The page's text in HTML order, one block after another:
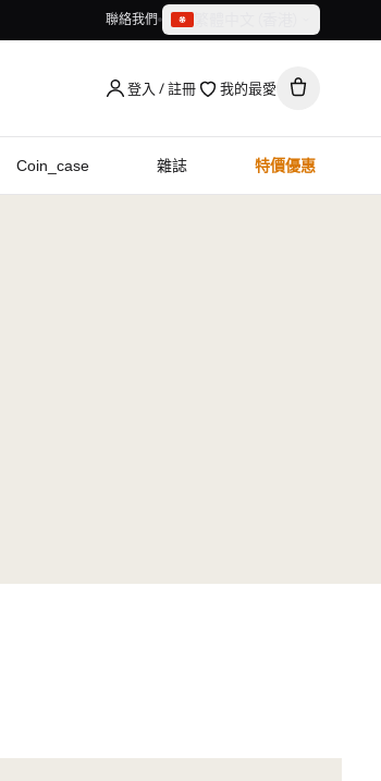
聯絡我們
繁體中文（香港）
登入 / 註冊 我的最愛
Coin_case 雜誌 特價優惠